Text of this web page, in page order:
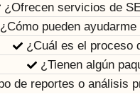
¿Ofrecen servicios de
¿Cómo pueden
¿Cuál es el proceso
¿Tienen algún
de reportes o análisis